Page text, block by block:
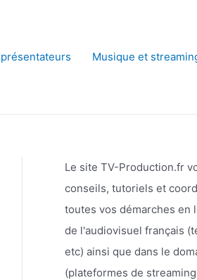
Musique et
Le site TV-Production.fr
conseils, tutoriels et
toutes vos démarches en
de l'audiovisuel français
etc) ainsi que dans le
(plateformes de